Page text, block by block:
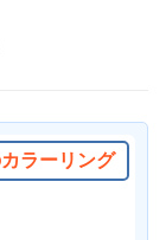
ラーリング